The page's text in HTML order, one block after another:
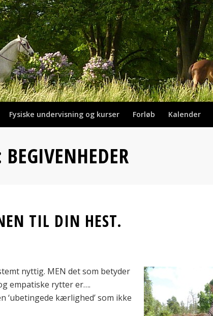
Fysiske undervisning og kurser Forløb Kalender
BEGIVENHEDER
TIL DIN HEST.
nyttig. MEN det som betyder
empatiske rytter er….
kærlighed’ som ikke